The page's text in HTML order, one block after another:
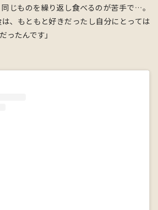
じものを繰り返し食べるのが苦手で…。
、もともと好きだったし自分にとっては
ったんです」